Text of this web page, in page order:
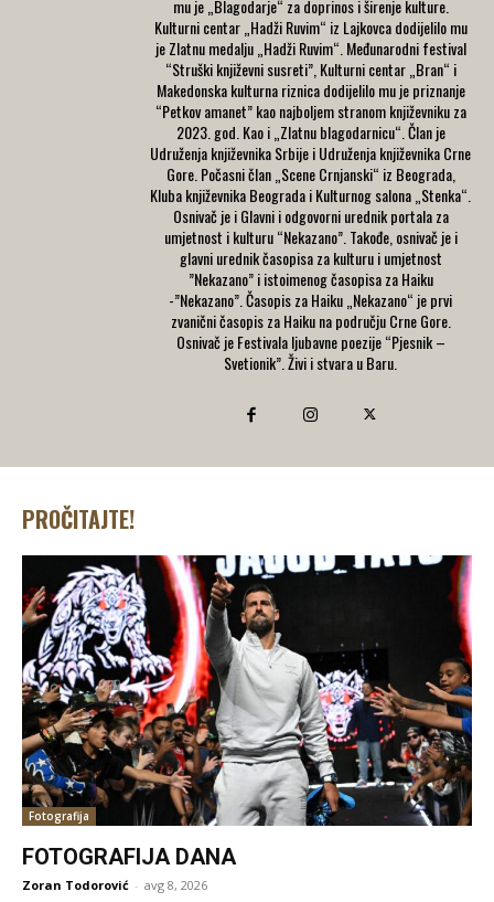
mu je „Blagodarje“ za doprinos i širenje kulture.
Kulturni centar „Hadži Ruvim“ iz Lajkovca dodijelilo mu
je Zlatnu medalju „Hadži Ruvim“. Međunarodni festival
“Struški književni susreti”, Kulturni centar „Bran“ i
Makedonska kulturna riznica dodijelilo mu je priznanje
“Petkov amanet” kao najboljem stranom književniku za
2023. god. Kao i „Zlatnu blagodarnicu“. Član je
Udruženja književnika Srbije i Udruženja književnika Crne
Gore. Počasni član „Scene Crnjanski“ iz Beograda,
Kluba književnika Beograda i Kulturnog salona „Stenka“.
Osnivač je i Glavni i odgovorni urednik portala za
umjetnost i kulturu “Nekazano”. Takođe, osnivač je i
glavni urednik časopisa za kulturu i umjetnost
”Nekazano” i istoimenog časopisa za Haiku
-”Nekazano”. Časopis za Haiku „Nekazano“ je prvi
zvanični časopis za Haiku na području Crne Gore.
Osnivač je Festivala ljubavne poezije “Pjesnik –
Svetionik”. Živi i stvara u Baru.
PROČITAJTE!
Fotografija
FOTOGRAFIJA DANA
Zoran Todorović - avg 8, 2026